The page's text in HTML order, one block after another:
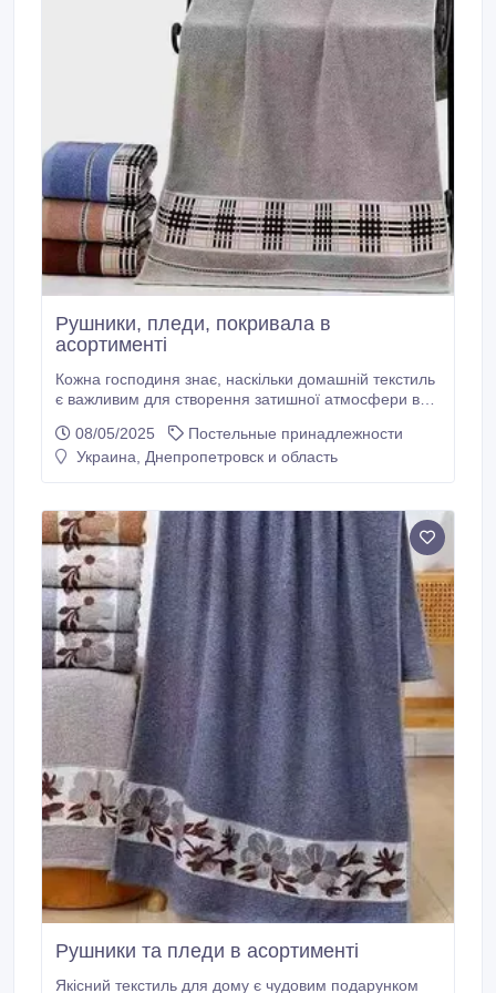
Рушники, пледи, покривала в
асортименті
Кожна господиня знає, наскільки домашній текстиль
є важливим для створення затишної атмосфери в
чудовим подарунком рідним та близьким. Наш
інтернет-магазин «Полотенечки» пропонує великий
обличчя, банні різних кольорів; - пляжні рушники з
малюнками різних тематик; - якісні кухонні рушники;
- текстиль для дітей; - теплі та комфортні пледи.
08/05/2025
Постельные принадлежности
Украина, Днепропетровск и область
Рушники та пледи в асортименті
Якісний текстиль для дому є чудовим подарунком